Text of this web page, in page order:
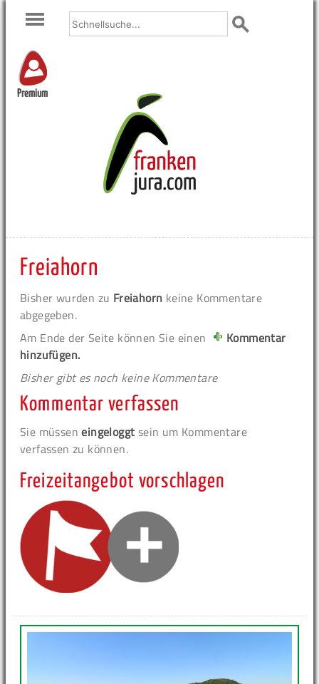
Premium
Freiahorn
Bisher wurden zu Freiahorn keine Kommentare
abgegeben.
Am Ende der Seite können Sie einen
Kommentar
hinzufügen.
Bisher gibt es noch keine Kommentare
Kommentar verfassen
Sie müsseneingeloggt sein um Kommentare
verfassen zu können.
Freizeitangebot vorschlagen